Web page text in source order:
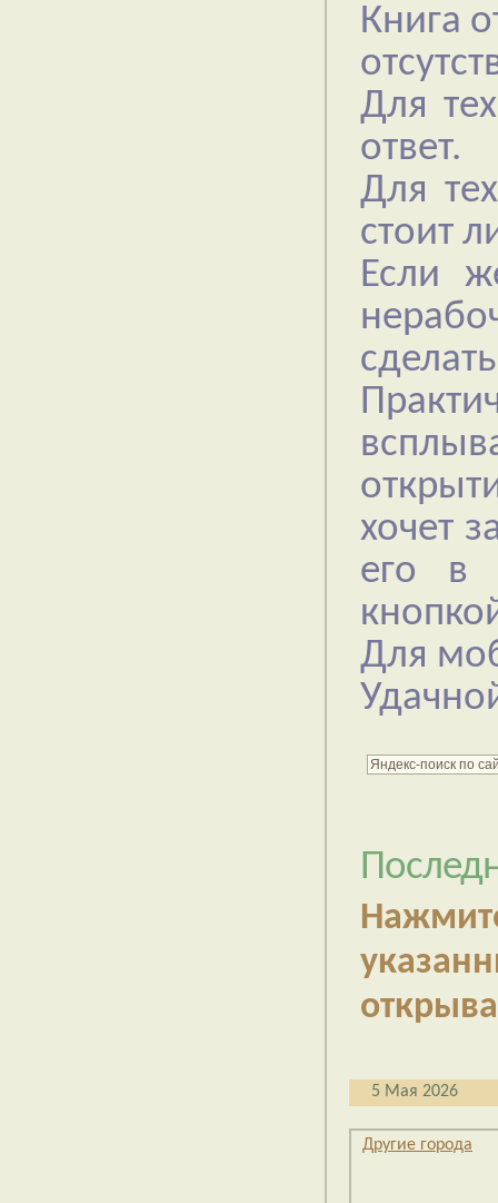
Книга
Для
ответ.
Для
стоит
Если
хочет
его в
Для
5 Мая 2026
Другие города